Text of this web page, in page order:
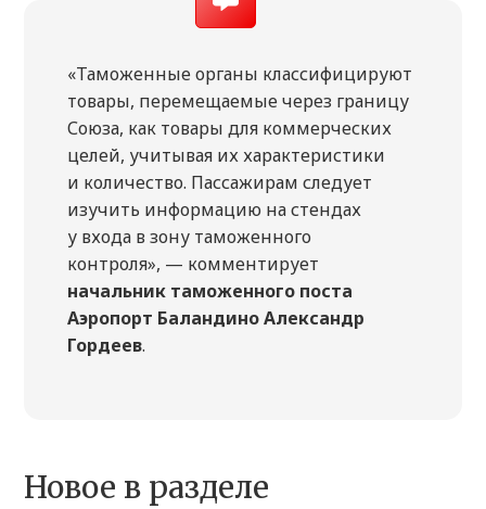
«Таможенные органы классифицируют
товары, перемещаемые через границу
Союза, как товары для коммерческих
целей, учитывая их характеристики
и количество. Пассажирам следует
изучить информацию на стендах
у входа в зону таможенного
контроля», — комментирует
начальник таможенного поста
Аэропорт Баландино Александр
Гордеев.
Новое в разделе